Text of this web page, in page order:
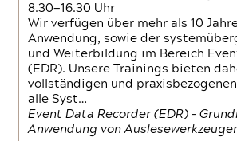
8.30—16.30 Uhr
Wir verfügen über mehr als 10
Anwendung, sowie der
und Weiterbildung im Bereich
(EDR). Unsere Trainings bieten
vollständigen und
alle Syst…
Event Data Recorder (EDR) –
Anwendung von